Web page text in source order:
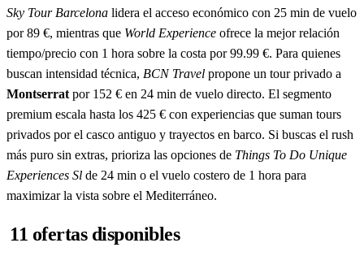
Sky Tour Barcelona lidera el acceso económico con 25 min de vuelo
por 89 €, mientras que World Experience ofrece la mejor relación
tiempo/precio con 1 hora sobre la costa por 99.99 €. Para quienes
buscan intensidad técnica, BCN Travel propone un tour privado a
Montserrat por 152 € en 24 min de vuelo directo. El segmento
premium escala hasta los 425 € con experiencias que suman tours
privados por el casco antiguo y trayectos en barco. Si buscas el rush
más puro sin extras, prioriza las opciones de Things To Do Unique
Experiences Sl de 24 min o el vuelo costero de 1 hora para
maximizar la vista sobre el Mediterráneo.
11 ofertas disponibles